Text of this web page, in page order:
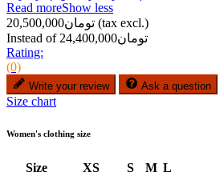
Read moreShow less
تومان20,500,000 (tax excl.)
Instead of تومان24,400,000
Rating:
(0)
Write your review Ask a question
Size chart
Women's clothing size
Size XS S M L